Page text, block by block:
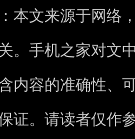
本文来源于网络
。手机之家对文
内容的准确性、
证。请读者仅作